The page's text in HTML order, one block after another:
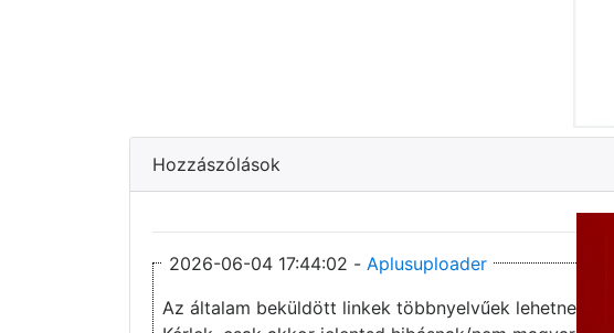
Hozzászólások
2026-06-04 17:44:02 - Aplusuploader
Az általam beküldött linkek többnyelvűek lehetnek.